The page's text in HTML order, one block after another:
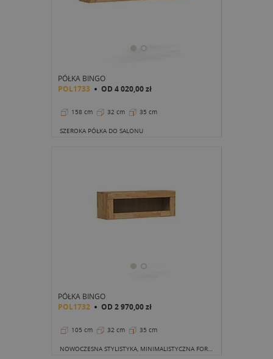
PÓŁKA BINGO
POL1733 OD 4 020,00 zł
158 cm 32 cm 35 cm
SZEROKA PÓŁKA DO SALONU
PÓŁKA BINGO
POL1732 OD 2 970,00 zł
105 cm 32 cm 35 cm
NOWOCZESNA STYLISTYKA, MINIMALISTYCZNA FORMA